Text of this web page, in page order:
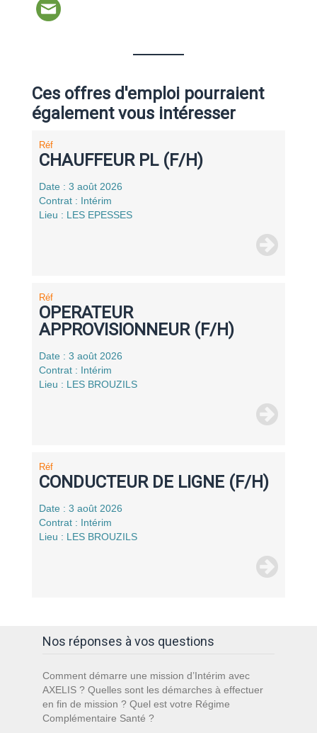
Ces offres d'emploi pourraient
également vous intéresser
Réf
CHAUFFEUR PL (F/H)
Date : 3 août 2026
Contrat : Intérim
Lieu : LES EPESSES
Réf
OPERATEUR
APPROVISIONNEUR (F/H)
Date : 3 août 2026
Contrat : Intérim
Lieu : LES BROUZILS
Réf
CONDUCTEUR DE LIGNE (F/H)
Date : 3 août 2026
Contrat : Intérim
Lieu : LES BROUZILS
Nos réponses à vos questions
Comment démarre une mission d’Intérim avec
AXELIS ? Quelles sont les démarches à effectuer
en fin de mission ? Quel est votre Régime
Complémentaire Santé ?